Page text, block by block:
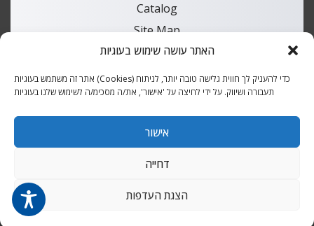
האתר עושה שימוש בעוגיות
אתר זה משתמש בעוגיות (Cookies) כדי להעניק לך חווית גלישה טובה יותר, לניתוח
תעבורה ושיווק. על ידי לחיצה על 'אישור', את/ה מסכימ/ה לשימוש שלנו בעוגיות
אישור
דחייה
הצגת העדפות
Catalog
Site Map
M.Pines | Design and
ConstructionExtra
Digital
English עברית